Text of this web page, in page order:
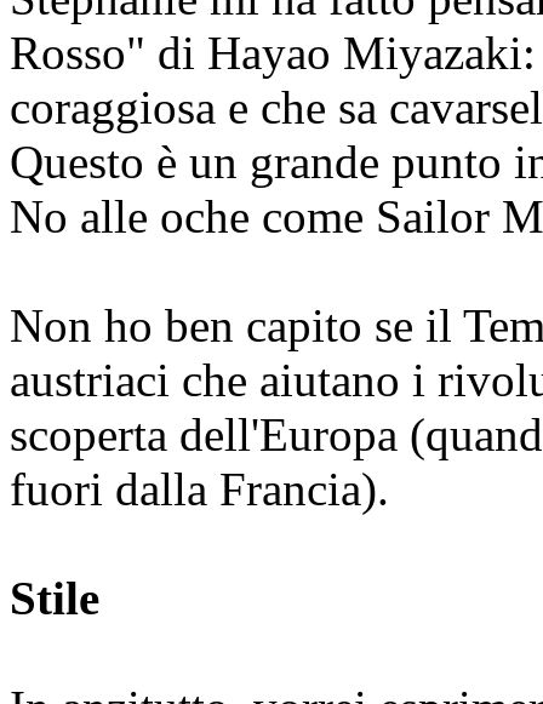
Rosso" di Hayao
coraggiosa e che sa
Questo è un grande punto
No alle oche come Sailor
Non ho ben capito se il
austriaci che aiutano i
scoperta dell'Europa
fuori dalla Francia).
Stile